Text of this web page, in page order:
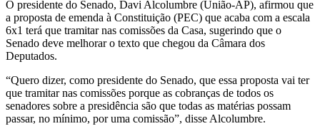
O presidente do Senado, Davi Alcolumbre (União-AP), afirmou que
a proposta de emenda à Constituição (PEC) que acaba com a escala
6x1 terá que tramitar nas comissões da Casa, sugerindo que o
Senado deve melhorar o texto que chegou da Câmara dos
Deputados.
“Quero dizer, como presidente do Senado, que essa proposta vai ter
que tramitar nas comissões porque as cobranças de todos os
senadores sobre a presidência são que todas as matérias possam
passar, no mínimo, por uma comissão”, disse Alcolumbre.